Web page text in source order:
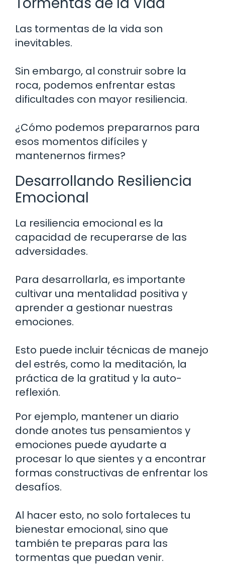
Las tormentas de la vida son
inevitables.
Sin embargo, al construir sobre la
roca, podemos enfrentar estas
dificultades con mayor resiliencia.
¿Cómo podemos prepararnos para
esos momentos difíciles y
mantenernos firmes?
Desarrollando Resiliencia
Emocional
La resiliencia emocional es la
capacidad de recuperarse de las
adversidades.
Para desarrollarla, es importante
cultivar una mentalidad positiva y
aprender a gestionar nuestras
emociones.
Esto puede incluir técnicas de manejo
del estrés, como la meditación, la
práctica de la gratitud y la auto-
reflexión.
Por ejemplo, mantener un diario
donde anotes tus pensamientos y
emociones puede ayudarte a
procesar lo que sientes y a encontrar
formas constructivas de enfrentar los
desafíos.
Al hacer esto, no solo fortaleces tu
bienestar emocional, sino que
también te preparas para las
tormentas que puedan venir.